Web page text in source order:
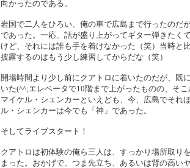
向かったのである。
岩国で二人をひろい、俺の車で広島まで行ったのだ
であった。一応、話が盛り上がってギター弾きたく
けど、それには誰も手を着けなかった（笑）当時と
披露するのはもう少し練習してからだな（笑）
開場時間より少し前にクアトロに着いたのだが、既
いた(^^;エレベータで10階まで上がったものの、そ
マイケル・シェンカーといえども、今、広島でそれ
ル・シェンカーは今でも「神」であった。
そしてライブスタート！
クアトロは初体験の俺ら三人は、すっかり場所取り
まった。おかげで、つま先立ち、あるいは背の高い